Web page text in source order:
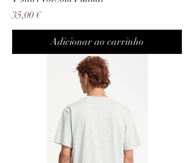
Preço
35,00 €
Adicionar ao carrinho